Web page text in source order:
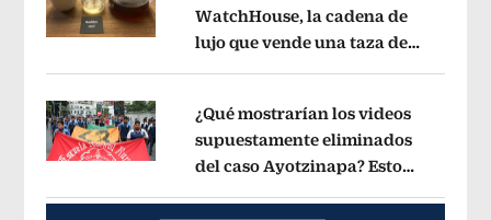
Opens in new window
WatchHouse, la cadena de
lujo que vende una taza de
Opens in new window
¿Qué mostrarían los videos
supuestamente eliminados
del caso Ayotzinapa? Esto